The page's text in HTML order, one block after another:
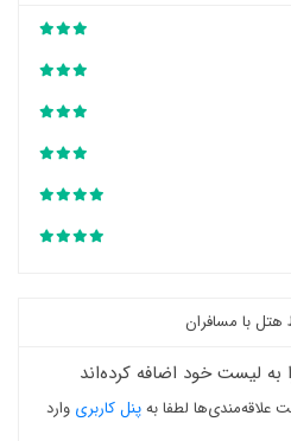
هتل با مسافران
علاقه‌مندی‌ها لطفا بهپنل کاربری وارد